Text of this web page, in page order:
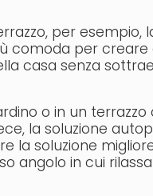
per esempio,
comoda per creare
casa senza
o in un terrazzo
la soluzione
la soluzione
angolo in cui